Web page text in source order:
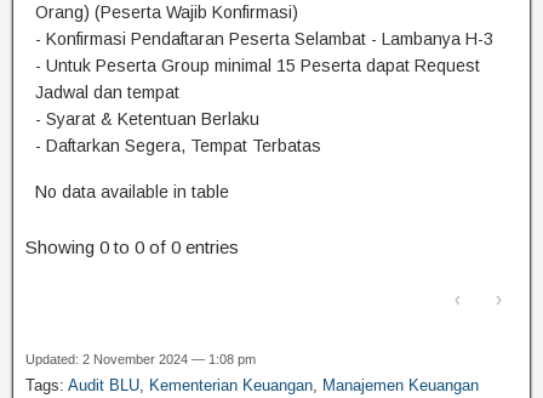
Orang) (Peserta Wajib Konfirmasi)
- Konfirmasi Pendaftaran Peserta Selambat - Lambanya H-3
- Untuk Peserta Group minimal 15 Peserta dapat Request
Jadwal dan tempat
- Syarat & Ketentuan Berlaku
- Daftarkan Segera, Tempat Terbatas
No data available in table
Showing 0 to 0 of 0 entries
‹ ›
Updated: 2 November 2024 — 1:08 pm
Tags: Audit BLU, Kementerian Keuangan, Manajemen Keuangan